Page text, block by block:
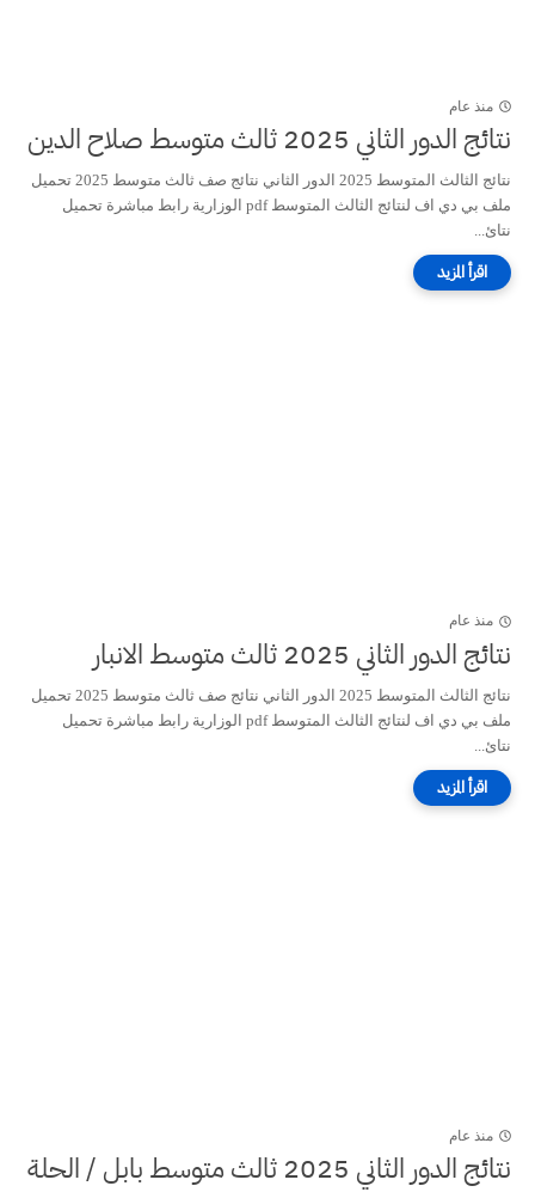
منذ عام
نتائج الدور الثاني 2025 ثالث متوسط صلاح الدين
نتائج الثالث المتوسط 2025 الدور الثاني نتائج صف ثالث متوسط 2025 تحميل
ملف بي دي اف لنتائج الثالث المتوسط pdf الوزارية رابط مباشرة تحميل
نتائ...
منذ عام
نتائج الدور الثاني 2025 ثالث متوسط الانبار
نتائج الثالث المتوسط 2025 الدور الثاني نتائج صف ثالث متوسط 2025 تحميل
ملف بي دي اف لنتائج الثالث المتوسط pdf الوزارية رابط مباشرة تحميل
نتائ...
منذ عام
نتائج الدور الثاني 2025 ثالث متوسط بابل / الحلة